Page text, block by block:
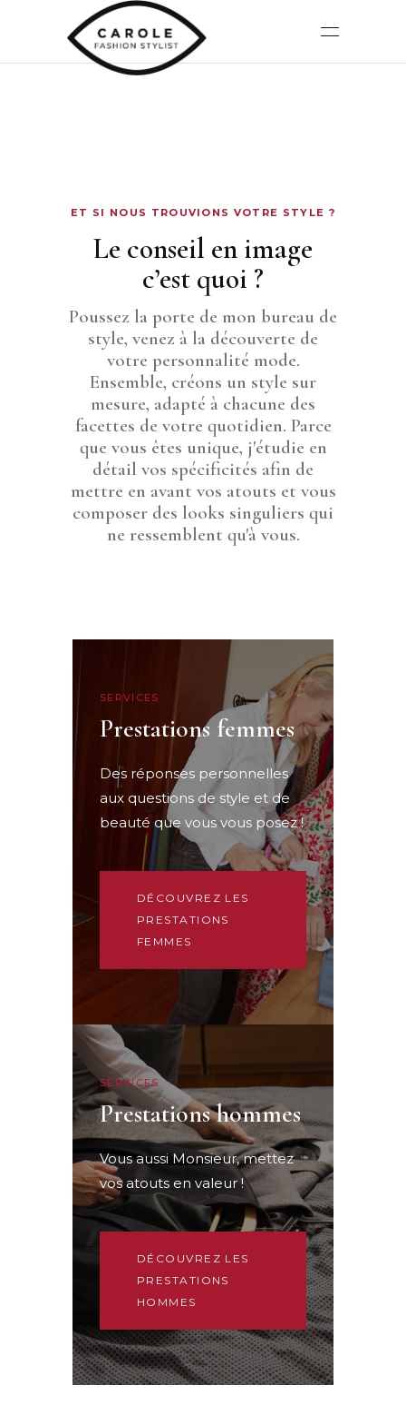
ET SI NOUS TROUVIONS VOTRE STYLE ?
Le conseil en image
c’est quoi ?
Poussez la porte de mon bureau de
style, venez à la découverte de
votre personnalité mode.
Ensemble, créons un style sur
mesure, adapté à chacune des
facettes de votre quotidien. Parce
que vous êtes unique, j'étudie en
détail vos spécificités afin de
mettre en avant vos atouts et vous
composer des looks singuliers qui
ne ressemblent qu'à vous.
SERVICES
Prestations femmes
Des réponses personnelles
aux questions de style et de
beauté que vous vous posez !
DÉCOUVREZ LES
PRESTATIONS
FEMMES
SERVICES
Prestations hommes
Vous aussi Monsieur, mettez
vos atouts en valeur !
DÉCOUVREZ LES
PRESTATIONS
HOMMES